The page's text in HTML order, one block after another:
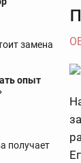
замена
опыт
получает